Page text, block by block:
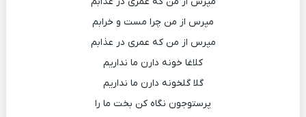
مپرس از من چرا مست و خرابم
مپرس از من که عمری در عذابم
کلاغا خونه دارن ما نداریم
گلا گلخونه دارن ما نداریم
پرستوجون نگاه کن بخت ما را